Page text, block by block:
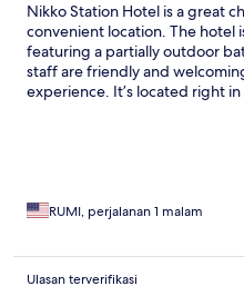
Nikko Station Hotel is a great
convenient location. The hotel
featuring a partially outdoor
staff are friendly and
experience. It’s located right
RUMI, perjalanan 1 malam
Ulasan terverifikasi